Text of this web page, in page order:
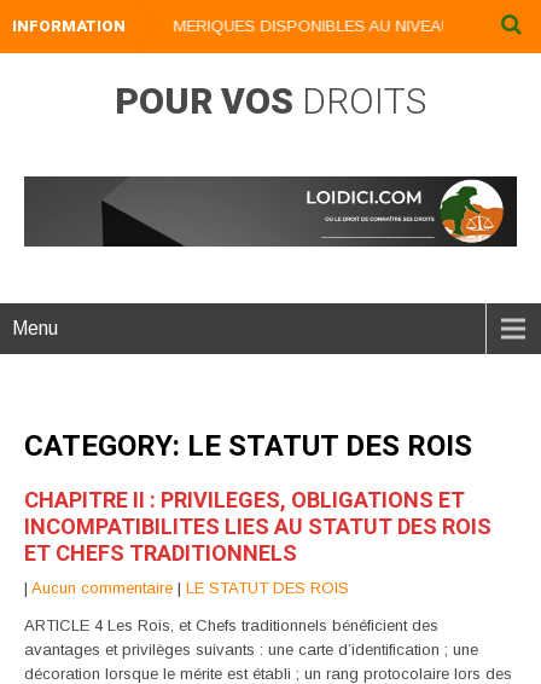
INFORMATION
NOS LIVRES NUMERIQUES DISPONIBLES AU NIVEAU DU MENU
POUR VOS DROITS
Menu
CATEGORY: LE STATUT DES ROIS
CHAPITRE II : PRIVILEGES, OBLIGATIONS ET
INCOMPATIBILITES LIES AU STATUT DES ROIS
ET CHEFS TRADITIONNELS
| Aucun commentaire | LE STATUT DES ROIS
ARTICLE 4 Les Rois, et Chefs traditionnels bénéficient des
avantages et privilèges suivants : une carte d’identification ; une
décoration lorsque le mérite est établi ; un rang protocolaire lors des